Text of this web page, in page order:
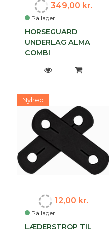
På lager
349,00 kr.
HORSEGUARD
UNDERLAG ALMA
COMBI
Nyhed
På lager
12,00 kr.
LÆDERSTROP TIL